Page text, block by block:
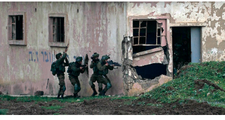
PODCAST
NEWSLETTER
I MIEI PREFERITI